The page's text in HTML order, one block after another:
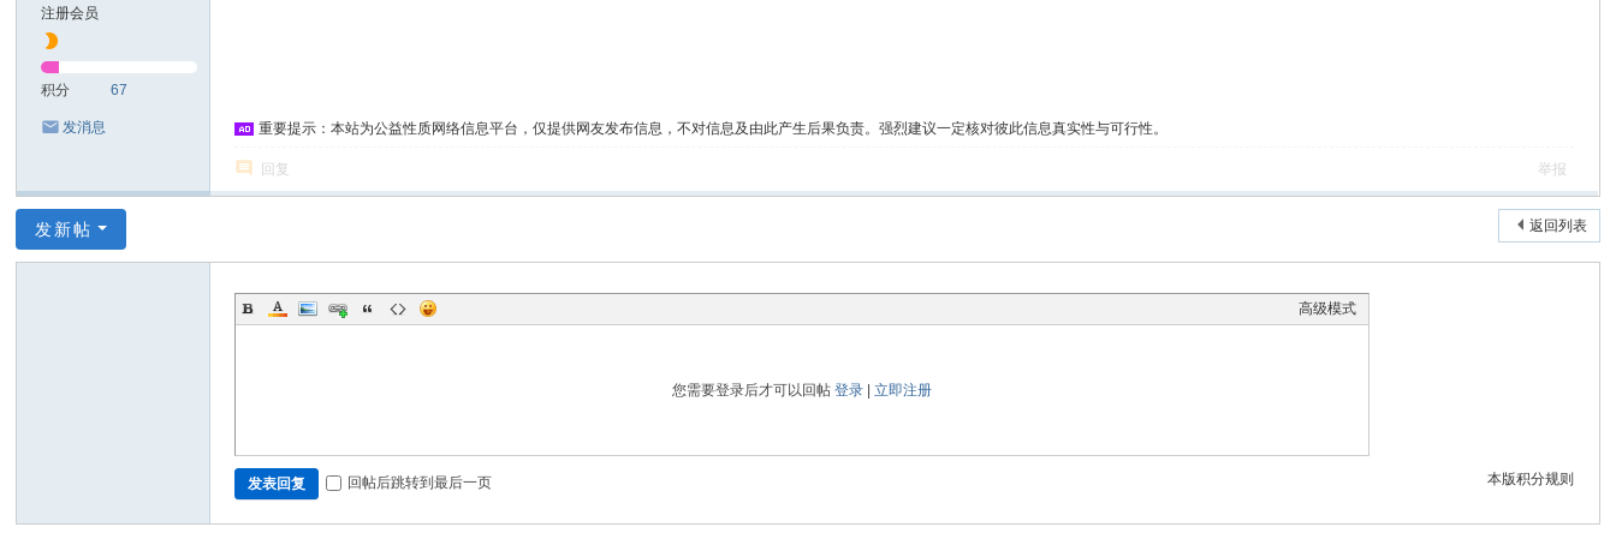
注册会员
积分 67
发消息 重要提示：本站为公益性质网络信息平台，仅提供网友发布信息，不对信息及由此产生后果负责。强烈建议一定核对彼此信息真实性与可行性。
回复 举报
返回列表
发新帖
高级模式
您需要登录后才可以回帖登录 |立即注册
本版积分规则
发表回复 回帖后跳转到最后一页